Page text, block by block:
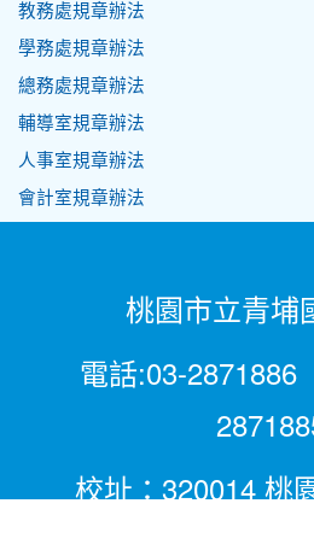
教務處規章辦法
學務處規章辦法
總務處規章辦法
輔導室規章辦法
人事室規章辦法
會計室規章辦法
桃園市立青埔
電話:03-
校址：320014 桃